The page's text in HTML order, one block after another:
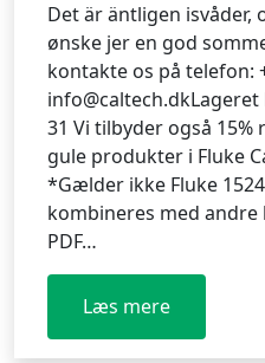
Det är äntligen isvåder,
ønske jer en god
kontakte os på telefon:
31 Vi tilbyder også
gule produkter i Fluke
*Gælder ikke Fluke
kombineres med
PDF…
Læs mere
: